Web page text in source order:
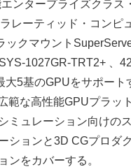
ンタープライズクラス
レーティッド・コンピ
クマウント
1027GR-TRT2+ 、
5基のGPUをサポート
範な高性能GPUプラッ
ミュレーション向けの
ションと3D CGプロダ
ンをカバーする。